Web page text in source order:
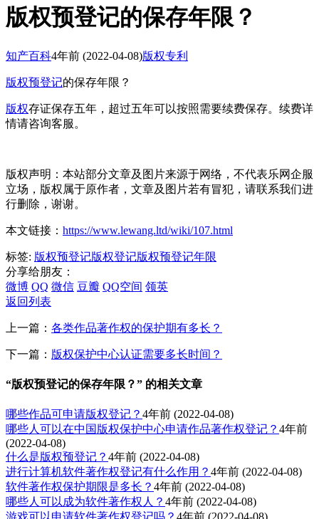
版权预登记的保存年限？
知产百科4年前 (2022-04-08)版权专利
版权预登记的保存年限？
版权存证保存五年，超过五年可以按照需要续费保存。续费详
情请咨询客服。
版权声明：本站部分文章及图片来源于网络，不代表乐网企服
立场，版权属于原作者，文章及图片若有冒犯，请联系我们进
行删除，谢谢。
本文链接： https://www.lewang.ltd/wiki/107.html
标签: 版权预登记版权登记版权预登记年限
分享给朋友：
微博 QQ 微信 豆瓣 QQ空间 领英
返回列表
上一篇： 各类作品著作权的保护期有多长？
下一篇： 版权保护中心认证需要多长时间？
“版权预登记的保存年限？” 的相关文章
哪些作品可申请版权登记？ 4年前 (2022-04-08)
哪些人可以在中国版权保护中心申请作品著作权登记？ 4年前
(2022-04-08)
什么是版权预登记？ 4年前 (2022-04-08)
进行计算机软件著作权登记有什么作用？ 4年前 (2022-04-08)
软件著作权保护期限是多长？ 4年前 (2022-04-08)
哪些人可以成为软件著作权人？ 4年前 (2022-04-08)